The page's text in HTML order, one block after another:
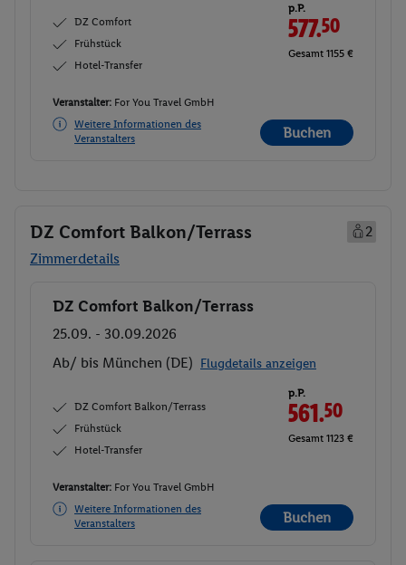
DZ Comfort
Frühstück
Hotel-Transfer
p.P.
577.50
Gesamt 1155 €
Veranstalter: For You Travel GmbH
Weitere Informationen des
Veranstalters
Buchen
DZ Comfort Balkon/Terrass
2
Zimmerdetails
Buchen
DZ Comfort Balkon/Terrass
25.09. - 30.09.2026
Ab/ bis München (DE) Flugdetails anzeigen
DZ Comfort Balkon/Terrass
Frühstück
Hotel-Transfer
p.P.
561.50
Gesamt 1123 €
Veranstalter: For You Travel GmbH
Weitere Informationen des
Veranstalters
Buchen